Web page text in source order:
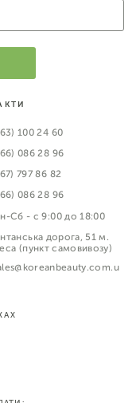
100 24 60
086 28 96
797 86 82
086 28 96
Сб - с 9:00 до 18:00
дорога, 51 м.
(пункт самовивозу)